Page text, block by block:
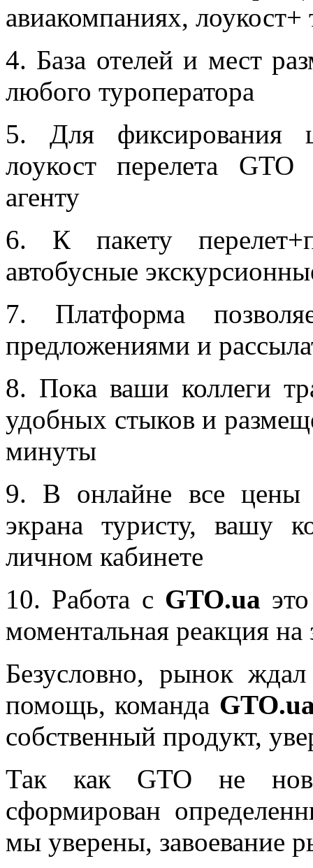
авиакомпаниях,
4. База отелей и мест
любого туроператора
5. Для фиксирования
лоукост перелета
агенту
6. К пакету
автобусные
7. Платформа
предложениями и
8. Пока ваши коллеги
удобных стыков и
минуты
9. В онлайне все цены
экрана туристу, вашу
личном кабинете
10. Работа с GTO.ua
моментальная реакция на
Безусловно, рынок
помощь, команда
собственный продукт,
Так как GTO не
сформирован
мы уверены, завоевание